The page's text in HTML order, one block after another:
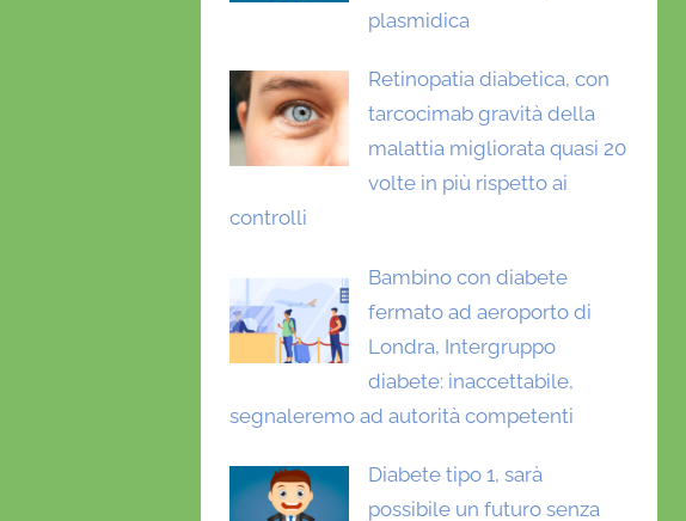
plasmidica
Retinopatia diabetica, con
tarcocimab gravità della
malattia migliorata quasi 20
volte in più rispetto ai
controlli
Bambino con diabete
fermato ad aeroporto di
Londra, Intergruppo
diabete: inaccettabile,
segnaleremo ad autorità competenti
Diabete tipo 1, sarà
possibile un futuro senza